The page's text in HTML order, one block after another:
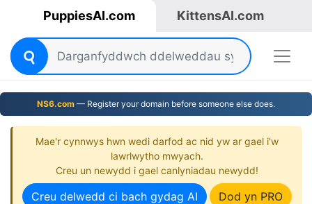
PuppiesAI.com KittensAI.com
NS6.com — Register your domain before someone else does.
Mae'r cynnwys hwn wedi darfod ac nid yw ar gael i'w
lawrlwytho mwyach.
Creu un newydd i gael canlyniadau newydd!
Creu delwedd ci bach gydag AI Dod yn PRO